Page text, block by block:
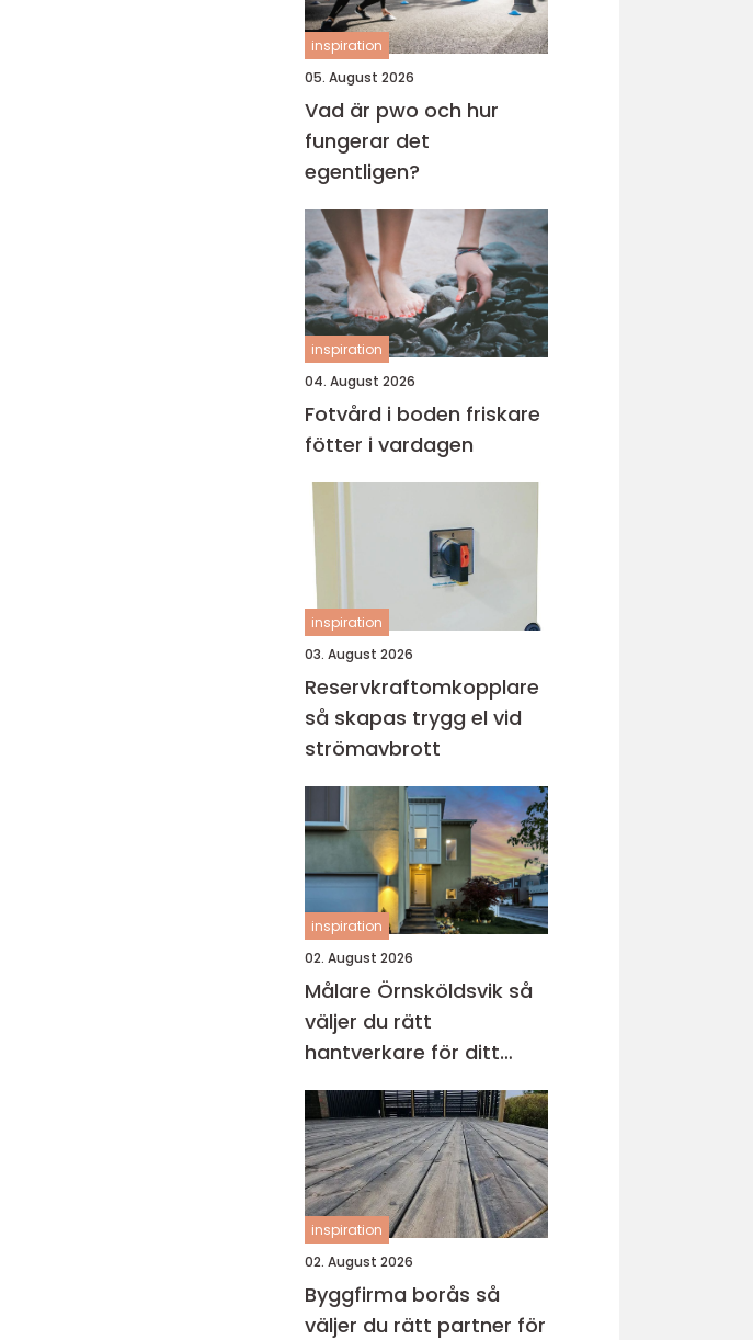
inspiration
05. August 2026
Vad är pwo och hur
fungerar det
egentligen?
inspiration
04. August 2026
Fotvård i boden friskare
fötter i vardagen
inspiration
03. August 2026
Reservkraftomkopplare
så skapas trygg el vid
strömavbrott
inspiration
02. August 2026
Målare Örnsköldsvik så
väljer du rätt
hantverkare för ditt
projekt
inspiration
02. August 2026
Byggfirma borås så
väljer du rätt partner för